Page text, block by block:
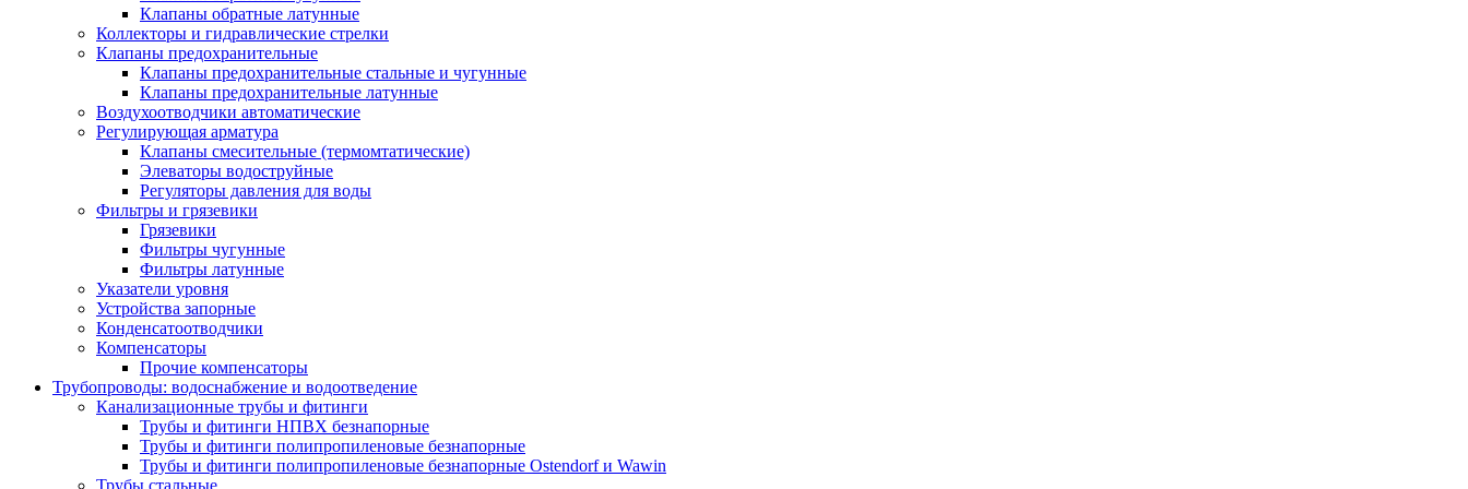
Клапаны обратные латунные
Коллекторы и гидравлические стрелки
Клапаны предохранительные
Клапаны предохранительные стальные и чугунные
Клапаны предохранительные латунные
Воздухоотводчики автоматические
Регулирующая арматура
Клапаны смесительные (термомтатические)
Элеваторы водоструйные
Регуляторы давления для воды
Фильтры и грязевики
Грязевики
Фильтры чугунные
Фильтры латунные
Указатели уровня
Устройства запорные
Конденсатоотводчики
Компенсаторы
Прочие компенсаторы
Трубопроводы: водоснабжение и водоотведение
Канализационные трубы и фитинги
Трубы и фитинги НПВХ безнапорные
Трубы и фитинги полипропиленовые безнапорные
Трубы и фитинги полипропиленовые безнапорные Ostendorf и Wawin
Трубы стальные